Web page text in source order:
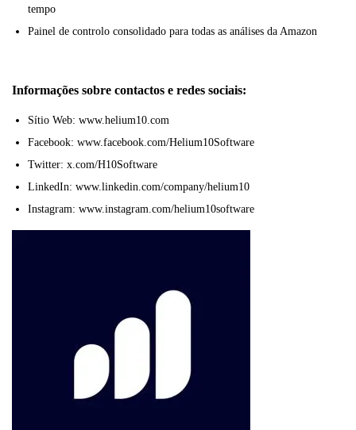
tempo
Painel de controlo consolidado para todas as análises da Amazon
Informações sobre contactos e redes sociais:
Sítio Web: www.helium10.com
Facebook: www.facebook.com/Helium10Software
Twitter: x.com/H10Software
LinkedIn: www.linkedin.com/company/helium10
Instagram: www.instagram.com/helium10software